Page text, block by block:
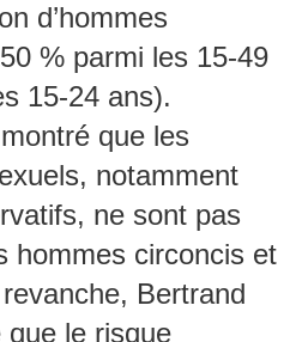
d’hommes
% parmi les 15-49
15-24 ans).
que les
notamment
ne sont pas
hommes circoncis et
Bertrand
le risque